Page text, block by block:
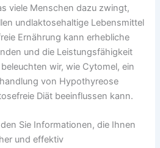
viele Menschen dazu zwingt,
undlaktosehaltige Lebensmittel
Ernährung kann erhebliche
und die Leistungsfähigkeit
wir, wie Cytomel, ein
von Hypothyreose
Diät beeinflussen kann.
Sie Informationen, die Ihnen
und effektiv